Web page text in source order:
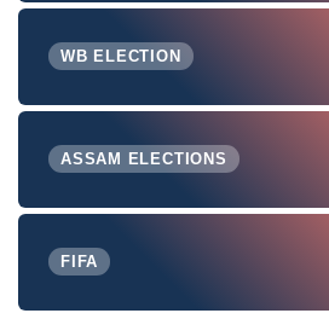
WB ELECTION
ASSAM ELECTIONS
FIFA